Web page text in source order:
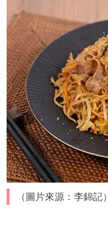
（圖片來源：李錦記）